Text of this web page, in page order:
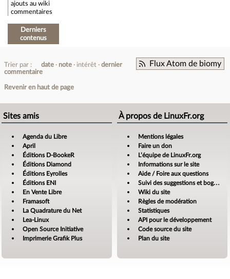
ajouts au wiki
commentaires
Derniers
contenus
Flux Atom de biomy
Trier par : date note intérêt
dernier
commentaire
Revenir en haut de page
Sites amis
Agenda du Libre
April
Éditions D-BookeR
Éditions Diamond
Éditions Eyrolles
Éditions ENI
En Vente Libre
Framasoft
La Quadrature du Net
Lea-Linux
Open Source Initiative
Imprimerie Grafik Plus
À propos de LinuxFr.org
Mentions légales
Faire un don
L’équipe de LinuxFr.org
Informations sur le site
Aide / Foire aux questions
Suivi des suggestions et bogues
Wiki du site
Règles de modération
Statistiques
API pour le développement
Code source du site
Plan du site